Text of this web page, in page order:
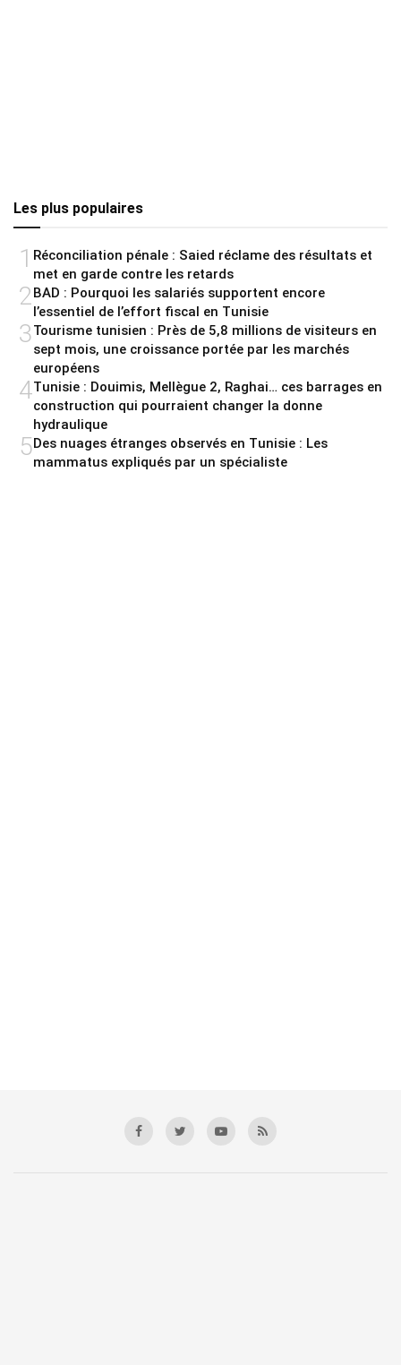
Les plus populaires
1 Réconciliation pénale : Saied réclame des résultats et
met en garde contre les retards
2 BAD : Pourquoi les salariés supportent encore
l’essentiel de l’effort fiscal en Tunisie
3Tourisme tunisien : Près de 5,8 millions de visiteurs en
sept mois, une croissance portée par les marchés
européens
4Tunisie : Douimis, Mellègue 2, Raghai… ces barrages en
construction qui pourraient changer la donne
hydraulique
5Des nuages étranges observés en Tunisie : Les
mammatus expliqués par un spécialiste